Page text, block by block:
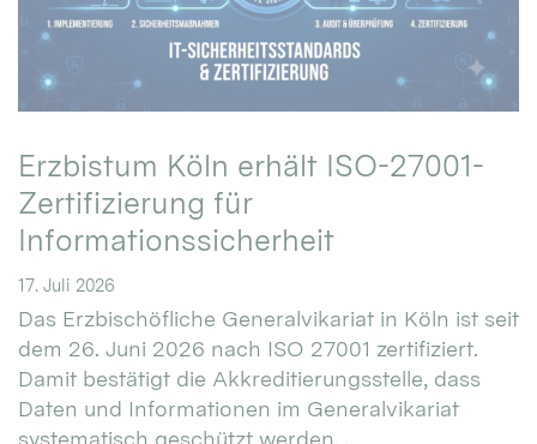
Erzbistum Köln erhält ISO-27001-
Zertifizierung für
Informationssicherheit
17. Juli 2026
Das Erzbischöfliche Generalvikariat in Köln ist seit
dem 26. Juni 2026 nach ISO 27001 zertifiziert.
Damit bestätigt die Akkreditierungsstelle, dass
Daten und Informationen im Generalvikariat
systematisch geschützt werden. ...